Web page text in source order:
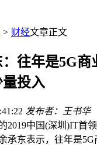
> 财经文章正文
往年是5G商
投入
发布者：王书华
2019中国(深圳)IT首
承东表示，往年是